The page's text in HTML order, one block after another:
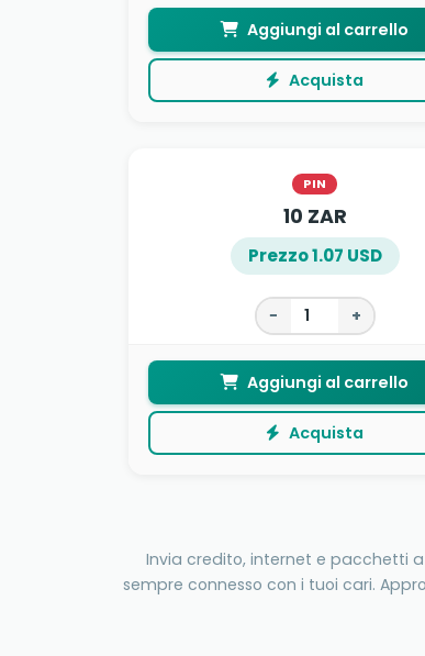
Aggiungi al carrello
Acquista
PIN
10 ZAR
Prezzo 1.07 USD
− +
Aggiungi al carrello
Acquista
Invia credito, internet e pacchetti
sempre connesso con i tuoi cari.